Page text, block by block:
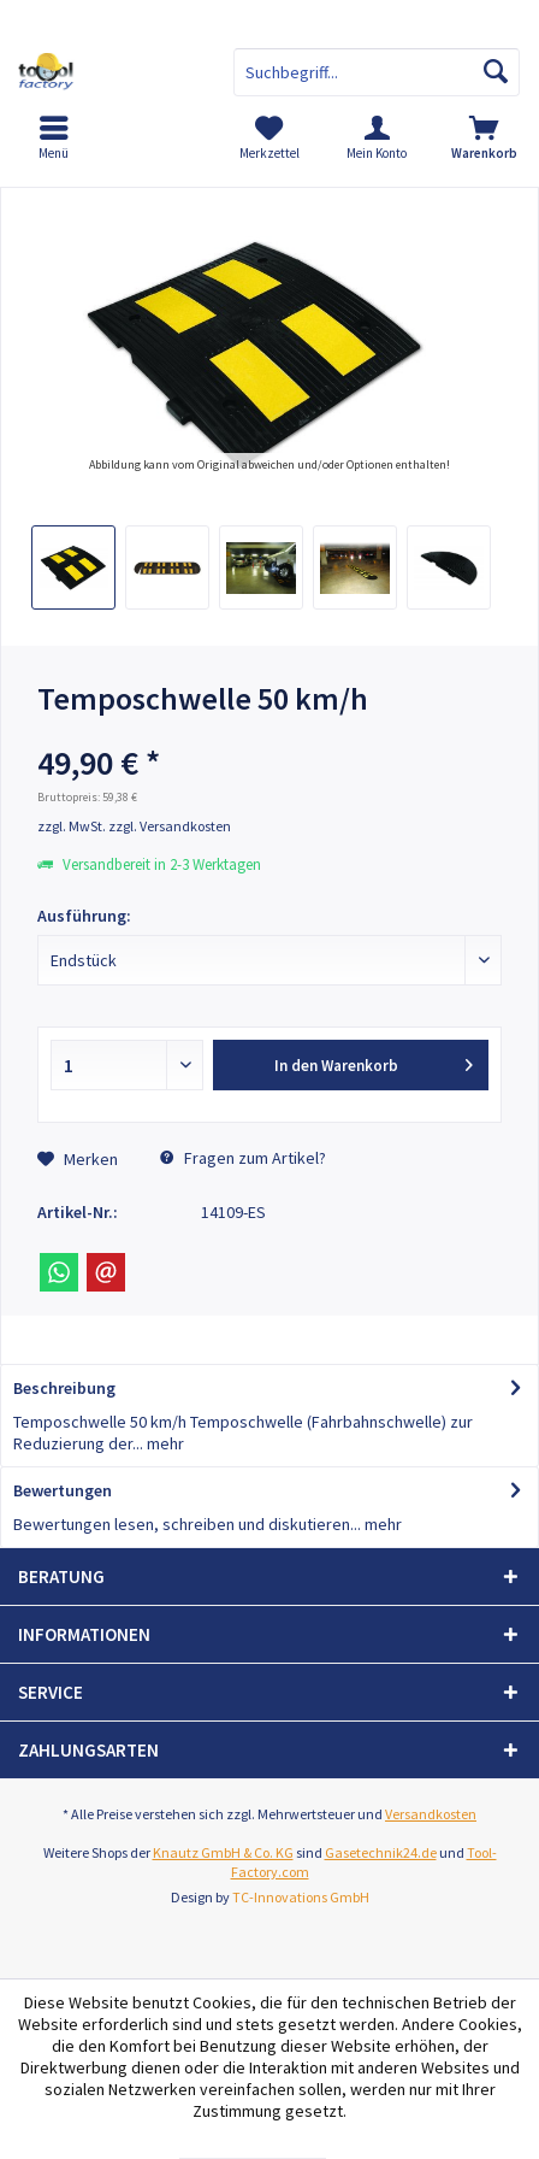
Warenkorb
Merkzettel Mein Konto
Menü
Abbildung kann vom Original abweichen und/oder Optionen enthalten!
Temposchwelle 50 km/h
49,90 € *
Bruttopreis: 59,38 €
zzgl. MwSt. zzgl. Versandkosten
Versandbereit in 2-3 Werktagen
Ausführung:
In denWarenkorb
Merken Fragen zum Artikel?
Artikel-Nr.: 14109-ES
Beschreibung
Temposchwelle 50 km/h Temposchwelle (Fahrbahnschwelle) zur
Reduzierung der... mehr
Bewertungen
Bewertungen lesen, schreiben und diskutieren... mehr
BERATUNG
INFORMATIONEN
SERVICE
ZAHLUNGSARTEN
* Alle Preise verstehen sich zzgl. Mehrwertsteuer und Versandkosten
Weitere Shops der Knautz GmbH & Co. KG sind Gasetechnik24.deund Tool-
Factory.com
Design byTC-Innovations GmbH
Diese Website benutzt Cookies, die für den technischen Betrieb der
Website erforderlich sind und stets gesetzt werden. Andere Cookies,
die den Komfort bei Benutzung dieser Website erhöhen, der
Direktwerbung dienen oder die Interaktion mit anderen Websites und
sozialen Netzwerken vereinfachen sollen, werden nur mit Ihrer
Zustimmung gesetzt.